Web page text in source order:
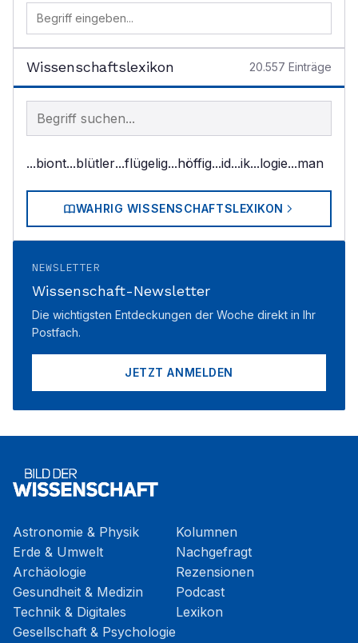
Wissenschaftslexikon 20.557 Einträge
Begriff im Lexikon suchen
...biont...blütler...flügelig...höffig...id...ik...logie...man
WAHRIG WISSENSCHAFTSLEXIKON
NEWSLETTER
Wissenschaft-Newsletter
Die wichtigsten Entdeckungen der Woche direkt in Ihr
Postfach.
JETZT ANMELDEN
Astronomie & Physik
Erde & Umwelt
Archäologie
Gesundheit & Medizin
Technik & Digitales
Gesellschaft & Psychologie
Kolumnen
Nachgefragt
Rezensionen
Podcast
Lexikon